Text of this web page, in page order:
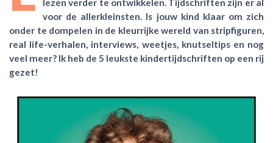
voor de allerkleinsten. Is jouw kind klaar om zich
onder te dompelen in de kleurrijke wereld van stripfiguren,
real life-verhalen, interviews, weetjes, knutseltips en nog
veel meer? Ik heb de 5 leukste kindertijdschriften op een rij
gezet!